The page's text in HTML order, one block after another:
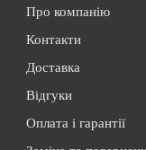
Про компанію
Контакти
Доставка
Відгуки
Оплата і гарантії